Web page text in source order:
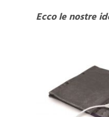
Ecco le nostre